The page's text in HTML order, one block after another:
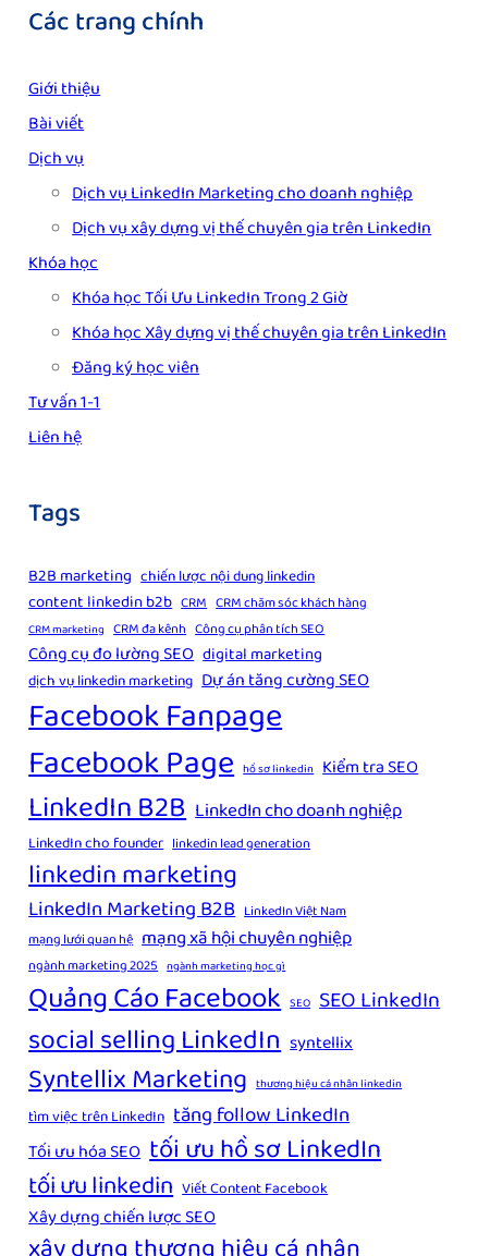
Các trang chính
Giới thiệu
Bài viết
Dịch vụ
Dịch vụ LinkedIn Marketing cho doanh nghiệp
Dịch vụ xây dựng vị thế chuyên gia trên LinkedIn
Khóa học
Khóa học Tối Ưu LinkedIn Trong 2 Giờ
Khóa học Xây dựng vị thế chuyên gia trên LinkedIn
Đăng ký học viên
Tư vấn 1-1
Liên hệ
Tags
B2B marketing chiến lược nội dung linkedin
content linkedin b2b CRM CRM chăm sóc khách hàng
CRM marketing CRM đa kênh Công cụ phân tích SEO
Công cụ đo lường SEO digital marketing
dịch vụ linkedin marketing Dự án tăng cường SEO
Facebook Fanpage
Facebook Page hồ sơ linkedin Kiểm tra SEO
LinkedIn B2B LinkedIn cho doanh nghiệp
LinkedIn cho founder linkedin lead generation
linkedin marketing
LinkedIn Marketing B2B LinkedIn Việt Nam
mạng lưới quan hệ mạng xã hội chuyên nghiệp
ngành marketing 2025 ngành marketing học gì
Quảng Cáo Facebook SEO SEO LinkedIn
social selling LinkedIn syntellix
Syntellix Marketing thương hiệu cá nhân linkedin
tìm việc trên LinkedIn tăng follow LinkedIn
Tối ưu hóa SEO tối ưu hồ sơ LinkedIn
tối ưu linkedin Viết Content Facebook
Xây dựng chiến lược SEO